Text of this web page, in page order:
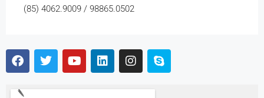
(85) 4062.9009 / 98865.0502